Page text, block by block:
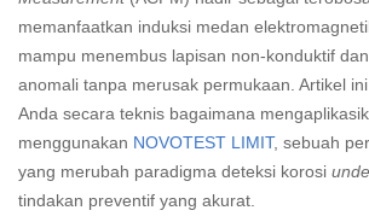
memanfaatkan induksi medan
mampu menembus lapisan non-konduktif
anomali tanpa merusak permukaan. Artikel
Anda secara teknis bagaimana
menggunakan NOVOTEST LIMIT, sebuah
yang merubah paradigma deteksi korosi
tindakan preventif yang akurat.